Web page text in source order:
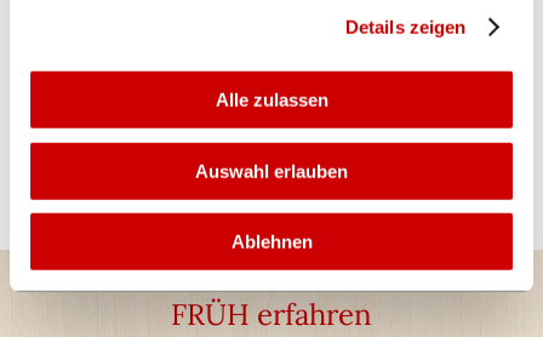
Sie haben jederzeit die Möglichkeit eine bereits erteilte
Einwilligung mit Wirkung für die Zukunft zu widerrufen.
Datenschutzerklärung
Details zeigen
Alle zulassen
Auswahl erlauben
Ablehnen
FRÜH erfahren